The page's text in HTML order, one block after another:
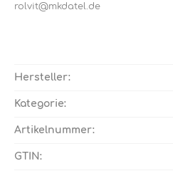
rolvit@mkdatel.de
Hersteller:
Kategorie:
Artikelnummer:
GTIN: